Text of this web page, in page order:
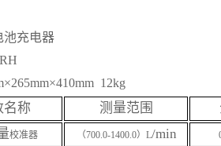
池充电器
12kg
名称 测量范围
校准器 （700.0-1400.0） L/min